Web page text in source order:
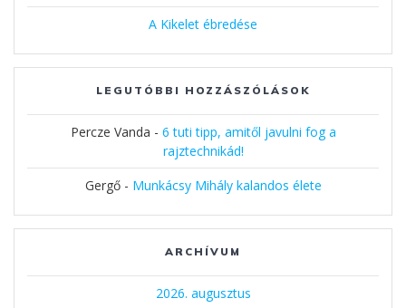
A Kikelet ébredése
LEGUTÓBBI HOZZÁSZÓLÁSOK
Percze Vanda - 6 tuti tipp, amitől javulni fog a
rajztechnikád!
Gergő- Munkácsy Mihály kalandos élete
ARCHÍVUM
2026. augusztus